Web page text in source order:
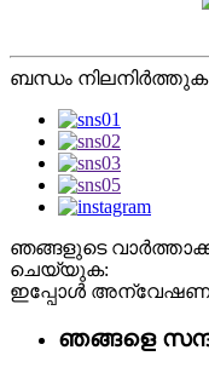
ബന്ധം
ഞങ്ങളുടെ
ചെയ്യുക:
ഇപ്പോൾ
ഞങ്ങളെ